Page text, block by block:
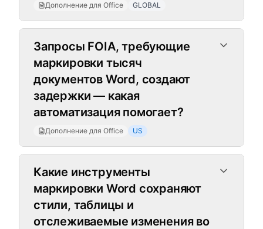
Дополнение для Office GLOBAL
Запросы FOIA, требующие
маркировки тысяч
документов Word, создают
задержки — какая
автоматизация помогает?
Дополнение для Office US
Какие инструменты
маркировки Word сохраняют
стили, таблицы и
отслеживаемые изменения во